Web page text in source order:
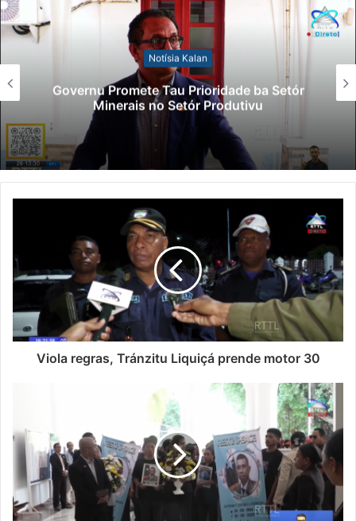
Notísia Kalan
Governu Promete Tau Prioridade ba Setór
Minerais no Setór Produtivu
Viola regras, Tránzitu Liquiçá prende motor 30